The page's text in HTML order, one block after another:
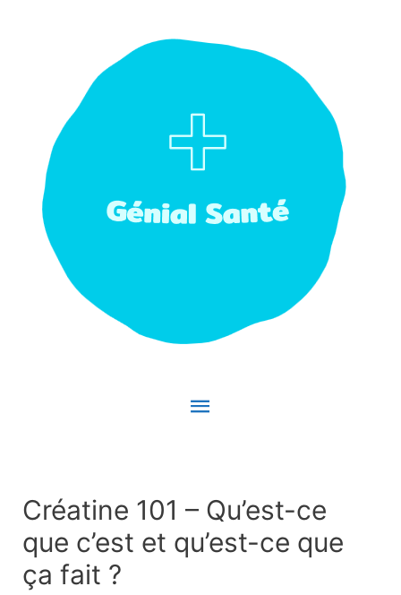
Menu
Créatine 101 – Qu’est-ce
que c’est et qu’est-ce que
ça fait ?